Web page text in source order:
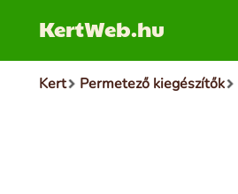
KertWeb.hu
Kert Permetező kiegészítők